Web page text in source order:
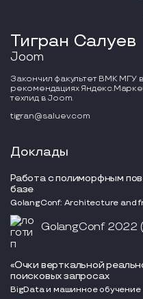
Тигран Салуев
Joom
Закончил факультет ВМК МГУ
рекомендациях
техлид в Joom.
tigran@saluev.com
Доклады
Работа с полиморфным
базе
GolangConf: Architecture and
GolangConf 2022
«Очки верткальной
поисковых запросах
BigData и машинное обучение